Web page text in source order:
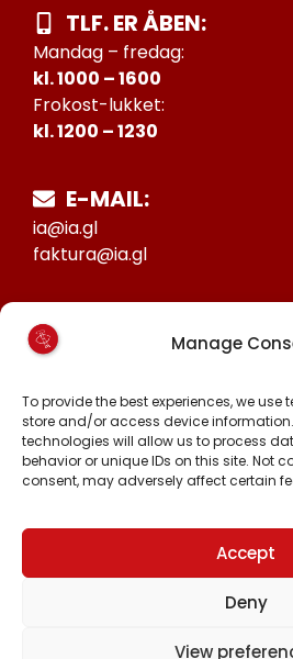
Manage
To provide the best experiences, we use
store and/or access device
technologies will allow us to process
behavior or unique IDs on this site. Not
consent, may adversely affect certain
Accept
Deny
View
TLF. ER ÅBEN:
Mandag – fredag:
kl. 1000 – 1600
Frokost-lukket:
kl. 1200 – 1230
E-MAIL:
ia@ia.gl
faktura@ia.gl
25027388
KONTO NR:
6471-1511626
FØLG OS PÅ:
FACEBOOK
TIKTOK